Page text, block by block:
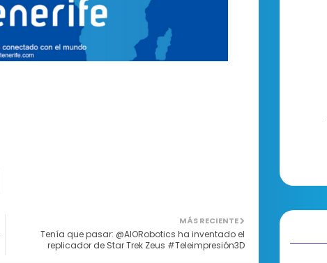
MÁS RECIENTE
Tenía que pasar: @AIORobotics ha inventado el
replicador de Star Trek Zeus #Teleimpresión3D